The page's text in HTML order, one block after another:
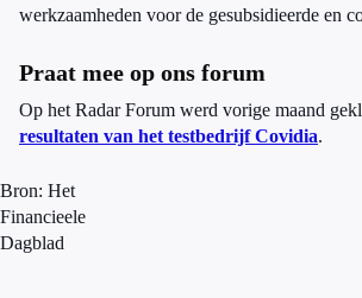
werkzaamheden voor de gesubsidieerde en
Praat mee op ons forum
Op het Radar Forum werd vorige maand
resultaten van het testbedrijf Covidia.
Bron: Het
Financieele
Dagblad